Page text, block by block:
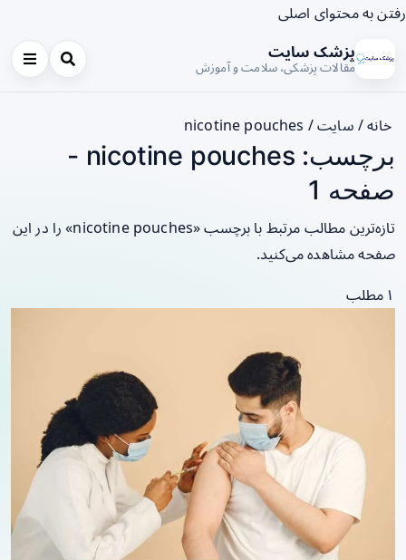
رفتن به محتوای اصلی
پزشک سایت
مقالات پزشکی، سلامت و آموزش
خانه/ سایت/
nicotine pouches
برچسب: nicotine pouches -
صفحه 1
تازه‌ترین مطالب مرتبط با برچسب «nicotine pouches» را در این
صفحه مشاهده می‌کنید.
۱ مطلب